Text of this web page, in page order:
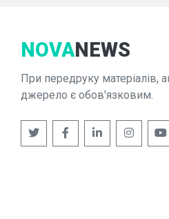
NOVANEWS
При передруку матеріалів,
джерело є обов'язковим.